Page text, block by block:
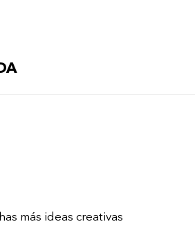
más ideas creativas